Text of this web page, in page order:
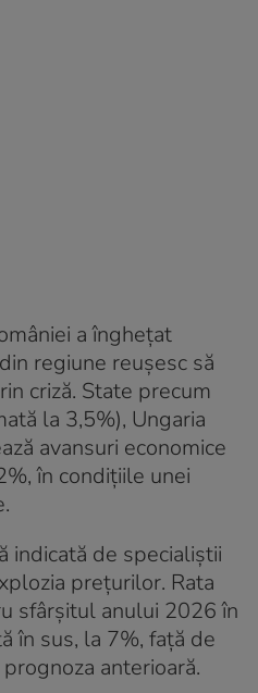
a înghețat
regiune reușesc să
criză. State precum
la 3,5%), Ungaria
avansuri economice
în condițiile unei
indicată de specialiștii
prețurilor. Rata
sfârșitul anului 2026 în
în sus, la 7%, față de
anterioară.